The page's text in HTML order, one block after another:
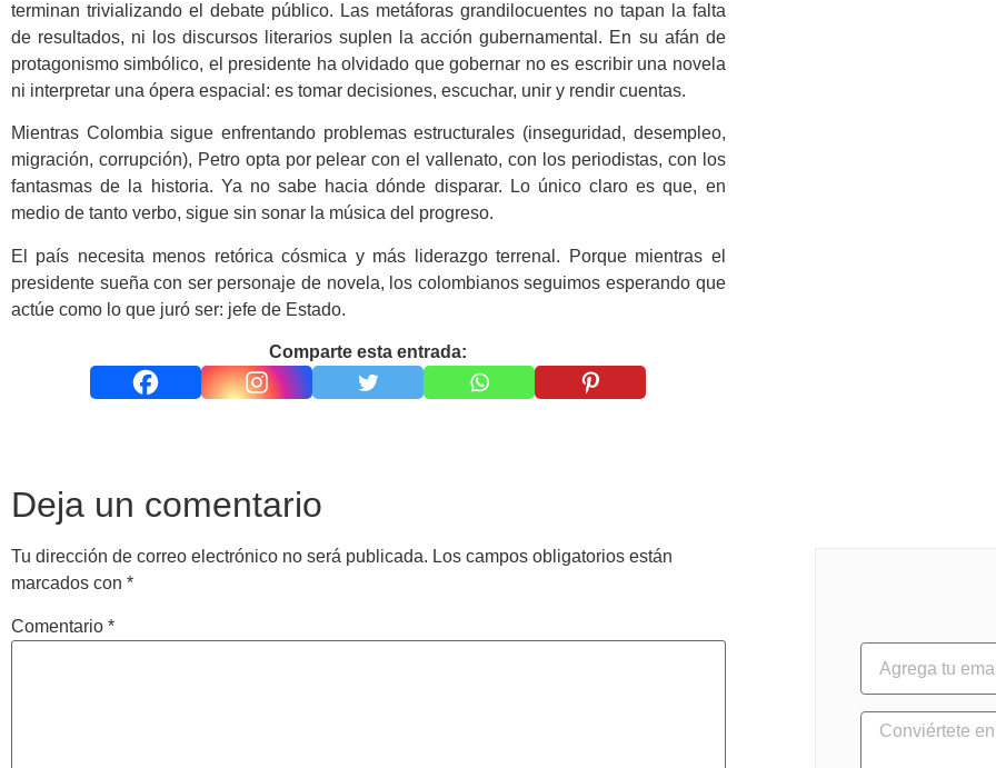
terminan trivializando el debate público. Las metáforas grandilocuentes no tapan la falta
de resultados, ni los discursos literarios suplen la acción gubernamental. En su afán de
protagonismo simbólico, el presidente ha olvidado que gobernar no es escribir una novela
ni interpretar una ópera espacial: es tomar decisiones, escuchar, unir y rendir cuentas.
Mientras Colombia sigue enfrentando problemas estructurales (inseguridad, desempleo,
migración, corrupción), Petro opta por pelear con el vallenato, con los periodistas, con los
fantasmas de la historia. Ya no sabe hacia dónde disparar. Lo único claro es que, en
medio de tanto verbo, sigue sin sonar la música del progreso.
El país necesita menos retórica cósmica y más liderazgo terrenal. Porque mientras el
presidente sueña con ser personaje de novela, los colombianos seguimos esperando que
actúe como lo que juró ser: jefe de Estado.
Comparte esta entrada:
Deja un comentario
Tu dirección de correo electrónico no será publicada. Los campos obligatorios están
marcados con *
Comentario *